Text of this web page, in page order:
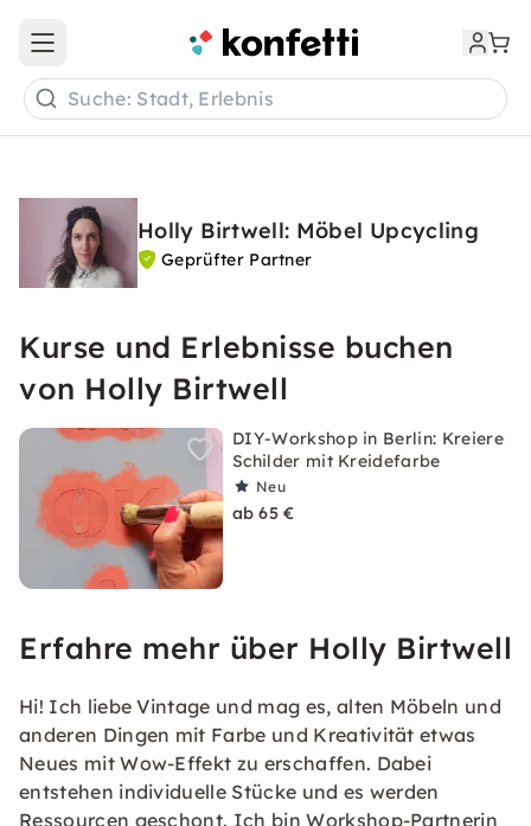
Open main menu
Suche: Stadt, Erlebnis
Holly Birtwell: Möbel Upcycling
Geprüfter Partner
Kurse und Erlebnisse buchen
von Holly Birtwell
DIY-Workshop in Berlin: Kreiere
Schilder mit Kreidefarbe
Neu
ab 65 €
Erfahre mehr über Holly Birtwell
Hi! Ich liebe Vintage und mag es, alten Möbeln und
anderen Dingen mit Farbe und Kreativität etwas
Neues mit Wow-Effekt zu erschaffen. Dabei
entstehen individuelle Stücke und es werden
Ressourcen geschont. Ich bin Workshop-Partnerin